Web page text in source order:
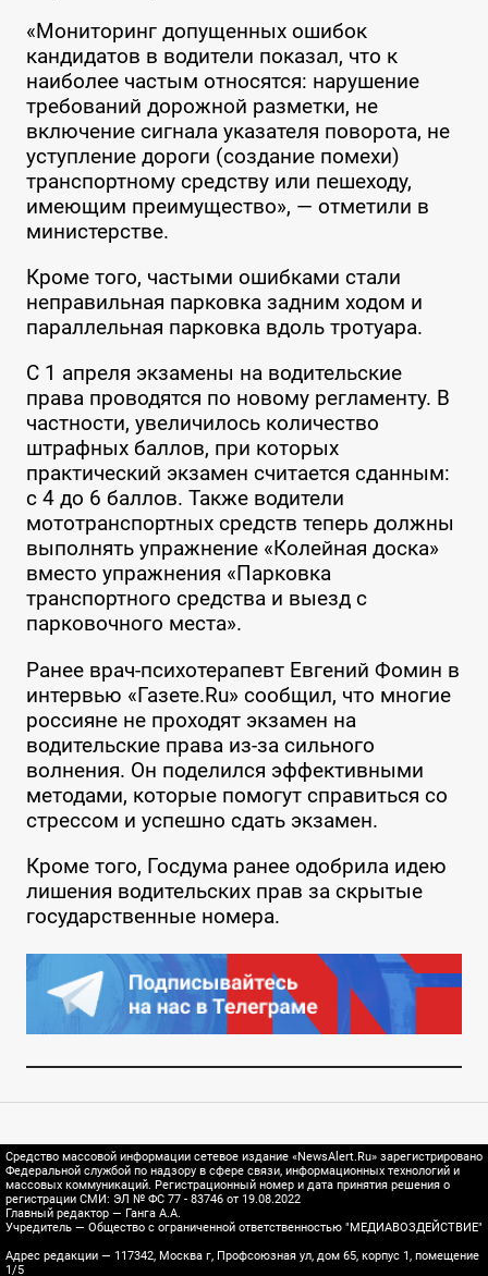
«Мониторинг допущенных ошибок
кандидатов в водители показал, что к
наиболее частым относятся: нарушение
требований дорожной разметки, не
включение сигнала указателя поворота, не
уступление дороги (создание помехи)
транспортному средству или пешеходу,
имеющим преимущество», — отметили в
министерстве.
Кроме того, частыми ошибками стали
неправильная парковка задним ходом и
параллельная парковка вдоль тротуара.
С 1 апреля экзамены на водительские
права проводятся по новому регламенту. В
частности, увеличилось количество
штрафных баллов, при которых
практический экзамен считается сданным:
с 4 до 6 баллов. Также водители
мототранспортных средств теперь должны
выполнять упражнение «Колейная доска»
вместо упражнения «Парковка
транспортного средства и выезд с
парковочного места».
Ранее врач-психотерапевт Евгений Фомин в
интервью «Газете.Ru» сообщил, что многие
россияне не проходят экзамен на
водительские права из-за сильного
волнения. Он поделился эффективными
методами, которые помогут справиться со
стрессом и успешно сдать экзамен.
Кроме того, Госдума ранее одобрила идею
лишения водительских прав за скрытые
государственные номера.
Средство массовой информации сетевое издание «NewsAlert.Ru» зарегистрировано
Федеральной службой по надзору в сфере связи, информационных технологий и
массовых коммуникаций. Регистрационный номер и дата принятия решения о
регистрации СМИ: ЭЛ № ФС 77 - 83746 от 19.08.2022
Главный редактор — Ганга А.А.
Учредитель — Общество с ограниченной ответственностью "МЕДИАВОЗДЕЙСТВИЕ"
Адрес редакции — 117342, Москва г, Профсоюзная ул, дом 65, корпус 1, помещение
1/5